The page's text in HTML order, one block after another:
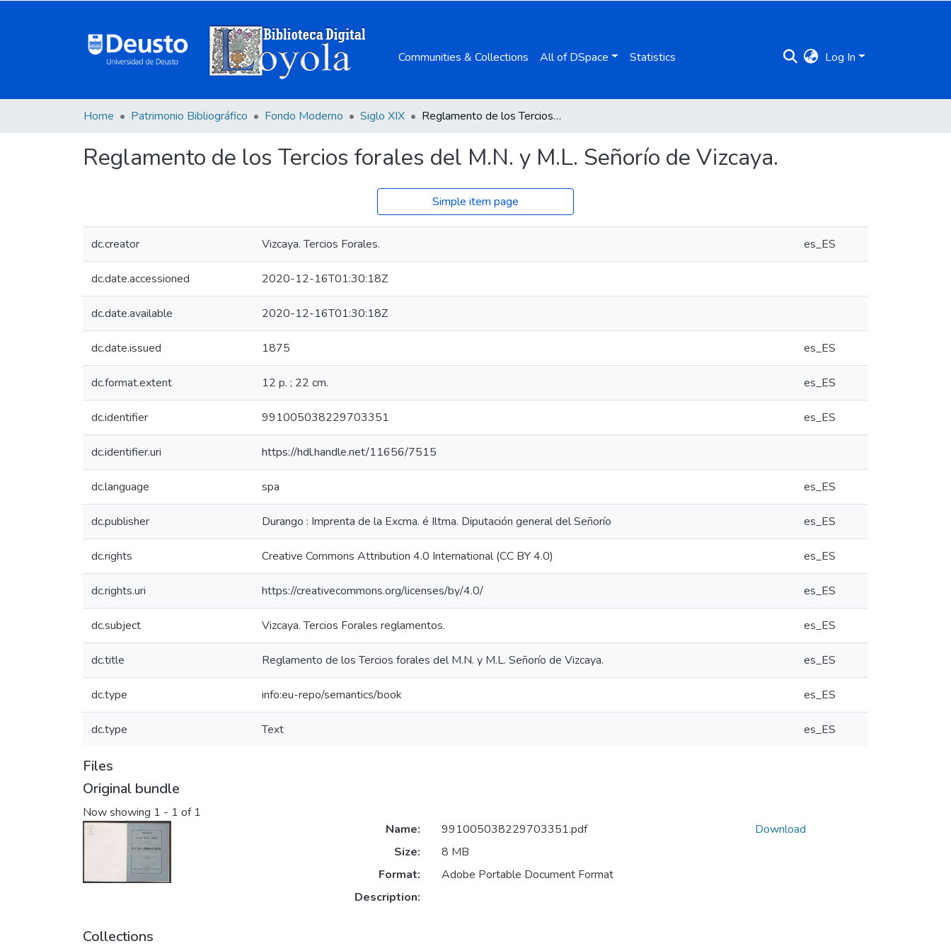
Communities & Collections All of DSpace Statistics Log In
Home Patrimonio Bibliográfico Fondo Moderno Siglo XIX Reglamento de los Tercios forales del M.N. y M.L. Señorío de Vizcaya.
Reglamento de los Tercios forales del M.N. y M.L. Señorío de Vizcaya.
Simple item page
dc.creator Vizcaya. Tercios Forales. es_ES
dc.date.accessioned 2020-12-16T01:30:18Z
dc.date.available 2020-12-16T01:30:18Z
dc.date.issued 1875 es_ES
dc.format.extent 12 p. ; 22 cm. es_ES
dc.identifier 991005038229703351 es_ES
dc.identifier.uri https://hdl.handle.net/11656/7515
dc.language spa es_ES
dc.publisher Durango : Imprenta de la Excma. é Iltma. Diputación general del Señorío es_ES
dc.rights Creative Commons Attribution 4.0 International (CC BY 4.0) es_ES
dc.rights.uri https://creativecommons.org/licenses/by/4.0/ es_ES
dc.subject Vizcaya. Tercios Forales reglamentos. es_ES
dc.title Reglamento de los Tercios forales del M.N. y M.L. Señorío de Vizcaya. es_ES
dc.type info:eu-repo/semantics/book es_ES
dc.type Text es_ES
Files
Original bundle
Now showing 1 - 1 of 1
Name:
991005038229703351.pdf
Size:
8 MB
Format:
Adobe Portable Document Format
Description:
Download
Collections